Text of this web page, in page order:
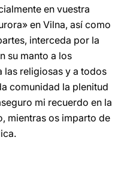
en vuestra
en Vilna, así como
interceda por la
su manto a los
las religiosas y a todos
comunidad la plenitud
mi recuerdo en la
mientras os imparto de